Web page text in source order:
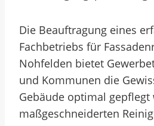
Die Beauftragung eines
Fachbetriebs für
Nohfelden bietet
und Kommunen die
Gebäude optimal
maßgeschneiderten